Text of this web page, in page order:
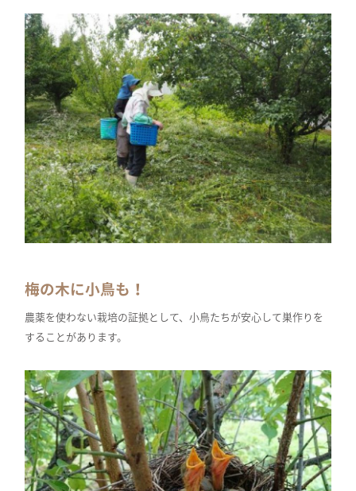
梅の木に小鳥も！
農薬を使わない栽培の証拠として、小鳥たちが安心して巣作りを
することがあります。